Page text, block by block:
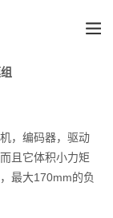
，编码器，驱动
且它体积小力矩
最大170mm的负